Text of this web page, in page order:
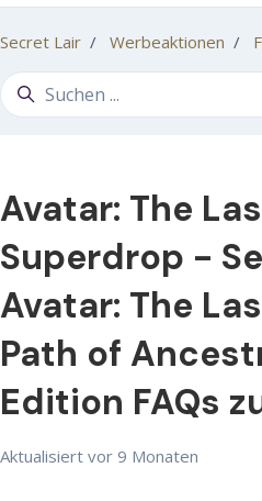
Secret Lair Werbeaktionen
Suche
Avatar: The
Superdrop -
Avatar: The
Path of
Edition FAQs
Aktualisiert vor 9 Monaten